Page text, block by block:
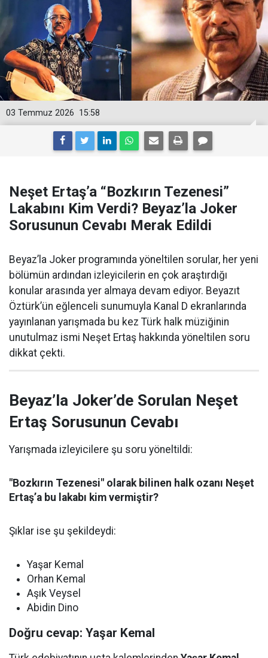
15:58
03 Temmuz 2026
Neşet Ertaş’a “Bozkırın Tezenesi”
Lakabını Kim Verdi? Beyaz’la Joker
Sorusunun Cevabı Merak Edildi
Beyaz’la Joker programında yöneltilen sorular, her yeni
bölümün ardından izleyicilerin en çok araştırdığı
konular arasında yer almaya devam ediyor. Beyazıt
Öztürk’ün eğlenceli sunumuyla Kanal D ekranlarında
yayınlanan yarışmada bu kez Türk halk müziğinin
unutulmaz ismi Neşet Ertaş hakkında yöneltilen soru
dikkat çekti.
Beyaz’la Joker’de Sorulan Neşet
Ertaş Sorusunun Cevabı
Yarışmada izleyicilere şu soru yöneltildi:
"Bozkırın Tezenesi" olarak bilinen halk ozanı Neşet
Ertaş’a bu lakabı kim vermiştir?
Şıklar ise şu şekildeydi:
Yaşar Kemal
Orhan Kemal
Aşık Veysel
Abidin Dino
Doğru cevap: Yaşar Kemal